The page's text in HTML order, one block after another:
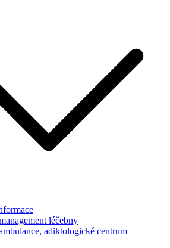
léčebny
adiktologické centrum